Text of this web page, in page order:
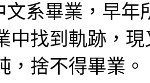
系畢業，早年
中找到軌跡，
，捨不得畢業。